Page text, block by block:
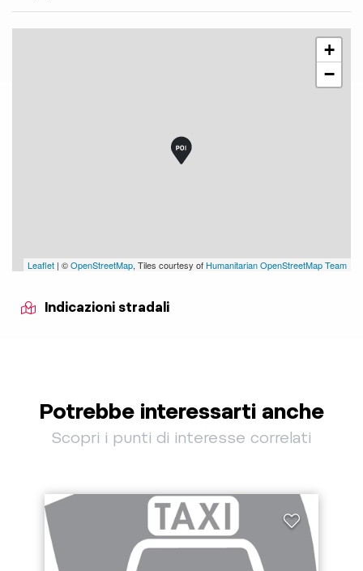
+
−
Leaflet | ©OpenStreetMap, Tiles courtesy of Humanitarian OpenStreetMap Team
Indicazioni stradali
Potrebbe interessarti anche
Scopri i punti di interesse correlati